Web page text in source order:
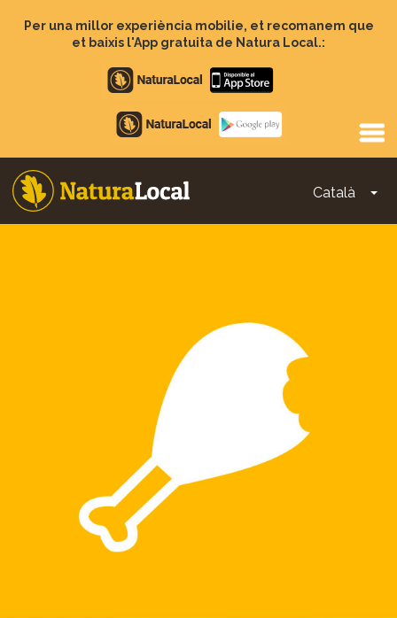
Per una millor experiència mobilie, et recomanem que
et baixis l'App gratuita de Natura Local.:
Apple
store
Google
Play
Català
Main